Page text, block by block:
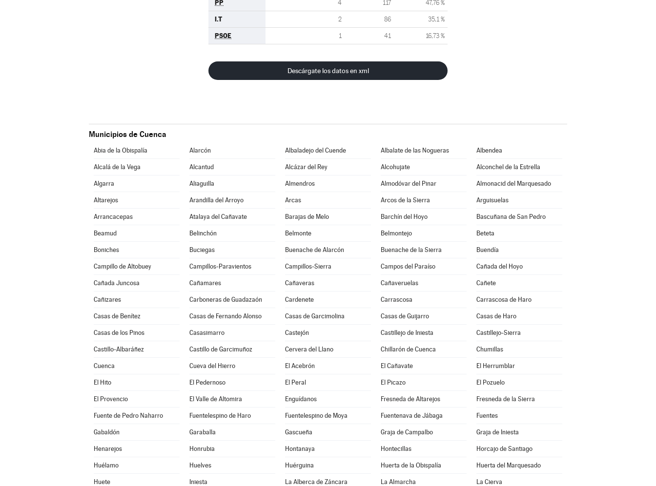
PP 4 117 47,76 %
I.T 2 86 35,1 %
PSOE 1 41 16,73 %
Descárgate los datos en xml
Municipios de Cuenca
Abia de la Obispalía Alarcón Albaladejo del Cuende Albalate de las Nogueras Albendea
Alcalá de la Vega Alcantud Alcázar del Rey Alcohujate Alconchel de la Estrella
Algarra Aliaguilla Almendros Almodóvar del Pinar Almonacid del Marquesado
Altarejos Arandilla del Arroyo Arcas Arcos de la Sierra Arguisuelas
Arrancacepas Atalaya del Cañavate Barajas de Melo Barchín del Hoyo Bascuñana de San Pedro
Beamud Belinchón Belmonte Belmontejo Beteta
Boniches Buciegas Buenache de Alarcón Buenache de la Sierra Buendía
Campillo de Altobuey Campillos-Paravientos Campillos-Sierra Campos del Paraíso Cañada del Hoyo
Cañada Juncosa Cañamares Cañaveras Cañaveruelas Cañete
Cañizares Carboneras de Guadazaón Cardenete Carrascosa Carrascosa de Haro
Casas de Benítez Casas de Fernando Alonso Casas de Garcimolina Casas de Guijarro Casas de Haro
Casas de los Pinos Casasimarro Castejón Castillejo de Iniesta Castillejo-Sierra
Castillo-Albaráñez Castillo de Garcimuñoz Cervera del Llano Chillarón de Cuenca Chumillas
Cuenca Cueva del Hierro El Acebrón El Cañavate El Herrumblar
El Hito El Pedernoso El Peral El Picazo El Pozuelo
El Provencio El Valle de Altomira Enguídanos Fresneda de Altarejos Fresneda de la Sierra
Fuente de Pedro Naharro Fuentelespino de Haro Fuentelespino de Moya Fuentenava de Jábaga Fuentes
Gabaldón Garaballa Gascueña Graja de Campalbo Graja de Iniesta
Henarejos Honrubia Hontanaya Hontecillas Horcajo de Santiago
Huélamo Huelves Huérguina Huerta de la Obispalía Huerta del Marquesado
Huete Iniesta La Alberca de Záncara La Almarcha La Cierva